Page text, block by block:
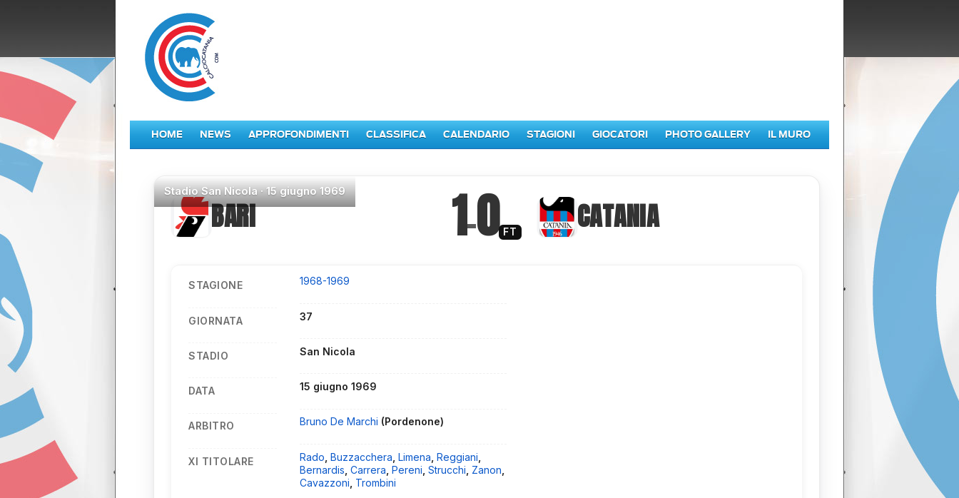
HOME NEWS APPROFONDIMENTI CLASSIFICA CALENDARIO STAGIONI GIOCATORI PHOTO GALLERY IL MURO
StadioSan Nicola ·15 giugno 1969
BARI 1–0 FT CATANIA
STAGIONE 1968-1969
GIORNATA 37
STADIO San Nicola
DATA 15 giugno 1969
ARBITRO Bruno De Marchi (Pordenone)
XI TITOLARE Rado ,Buzzacchera ,Limena ,Reggiani
Bernardis ,Carrera ,Pereni ,Strucchi Zanon
Cavazzoni Trombini